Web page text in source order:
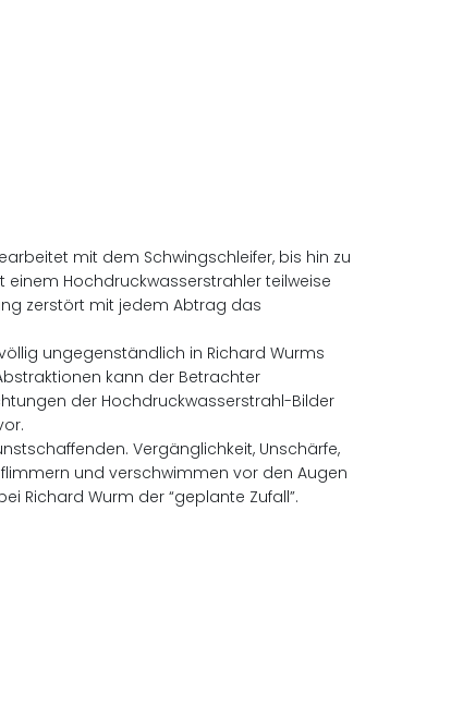
mit dem Schwingschleifer, bis hin zu
Hochdruckwasserstrahler teilweise
zerstört mit jedem Abtrag das
ungegenständlich in Richard Wurms
kann der Betrachter
der Hochdruckwasserstrahl-Bilder
Vergänglichkeit, Unschärfe,
und verschwimmen vor den Augen
Richard Wurm der “geplante Zufall”.